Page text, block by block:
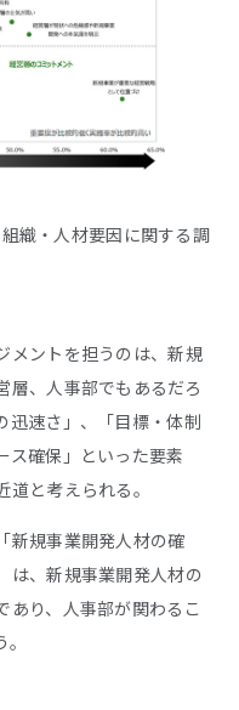
織・人材要因に関する調
メントを担うのは、新規
層、人事部でもあるだろ
迅速さ」、「目標・体制
ス確保」といった要素
と考えられる。
新規事業開発人材の確
は、新規事業開発人材の
あり、人事部が関わるこ